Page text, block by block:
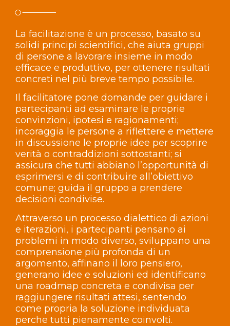
La facilitazione è un processo, basato su
solidi principi scientifici, che aiuta gruppi
di persone a lavorare insieme in modo
efficace e produttivo, per ottenere risultati
concreti nel più breve tempo possibile.
Il facilitatore pone domande per guidare i
partecipanti ad esaminare le proprie
convinzioni, ipotesi e ragionamenti;
incoraggia le persone a riflettere e mettere
in discussione le proprie idee per scoprire
verità o contraddizioni sottostanti; si
assicura che tutti abbiano l’opportunità di
esprimersi e di contribuire all’obiettivo
comune; guida il gruppo a prendere
decisioni condivise.
Attraverso un processo dialettico di azioni
e iterazioni, i partecipanti pensano ai
problemi in modo diverso, sviluppano una
comprensione più profonda di un
argomento, affinano il loro pensiero,
generano idee e soluzioni ed identificano
una roadmap concreta e condivisa per
raggiungere risultati attesi, sentendo
come propria la soluzione individuata
perche tutti pienamente coinvolti.